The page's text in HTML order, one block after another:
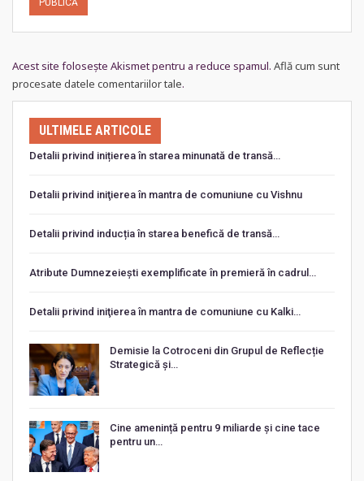
Acest site folosește Akismet pentru a reduce spamul. Află cum sunt
procesate datele comentariilor tale.
ULTIMELE ARTICOLE
Detalii privind inițierea în starea minunată de transă…
Detalii privind iniţierea în mantra de comuniune cu Vishnu
Detalii privind inducția în starea benefică de transă…
Atribute Dumnezeiești exemplificate în premieră în cadrul…
Detalii privind iniţierea în mantra de comuniune cu Kalki…
Demisie la Cotroceni din Grupul de Reflecție
Strategică și…
Cine amenință pentru 9 miliarde și cine tace
pentru un…